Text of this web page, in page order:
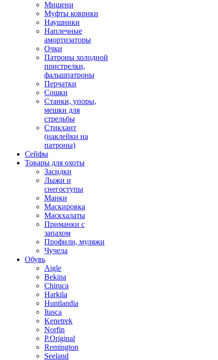
Мишени
Муфты коврики
Наушники
Наплечные
амортизаторы
Очки
Патроны холодной
пристрелки,
фальшпатроны
Перчатки
Сошки
Станки, упоры,
мешки для
стрельбы
Стикхант
(наклейки на
патроны)
Сейфы
Товары для охоты
Засидки
Лыжи и
снегоступы
Манки
Маскировка
Маскхалаты
Приманки с
запахом
Профили, муляжи
Чучела
Обувь
Aigle
Bekina
Chiruсa
Harkila
Huntlandia
Itasca
Kenetrek
Norfin
P.Original
Remington
Seeland